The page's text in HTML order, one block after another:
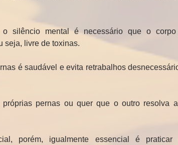
silêncio mental é necessário que o corpo
seja, livre de toxinas.
é saudável e evita retrabalhos
pernas ou quer que o outro resolva
porém, igualmente essencial é